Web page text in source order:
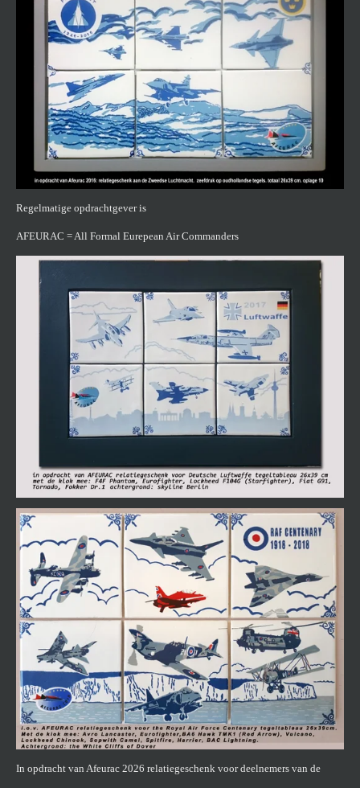
Regelmatige opdrachtgever is
AFEURAC = All Formal Eurepean Air Commanders
In opdracht van Afeurac 2026 relatiegeschenk voor deelnemers van de